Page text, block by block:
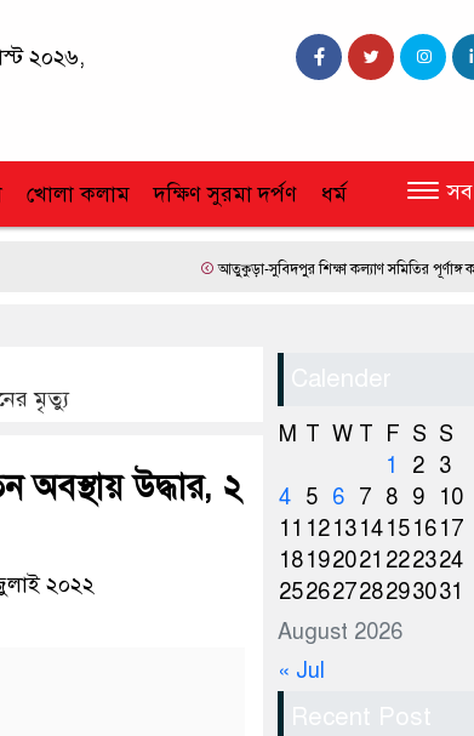
২০২৬,
খোলা কলাম দক্ষিণ সুরমা দর্পণ ধর্ম সব
আতুকুড়া-সুবিদপুর শিক্ষা কল্যাণ সমিতির পূর্ণাঙ্গ কমিটি গঠন
মৃত্যু
অবস্থায় উদ্ধার, ২
২০২২
Calender
August 2026
M T W T F S S
1
2 3
4 5 6 7 8 9
10
11 121314151617
18192021 222324
25262728293031
« Jul
Recent Post